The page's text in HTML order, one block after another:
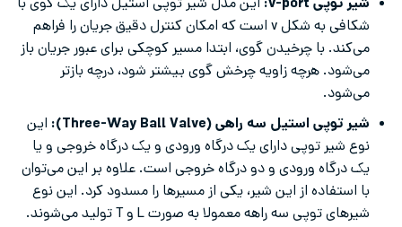
شیر توپی v-port:
این مدل شیر توپی استیل دارای یک گوی با
شکافی به شکل v است که امکان کنترل دقیق جریان را فراهم
می‌کند. با چرخیدن گوی، ابتدا مسیر کوچکی برای عبور جریان باز
می‌شود. هرچه زاویه چرخش گوی بیشتر شود، درچه بازتر
می‌شود.
شیر توپی استیل سه راهی (Three-Way Ball Valve):
این
نوع شیر توپی دارای یک درگاه ورودی و یک درگاه خروجی و یا
یک درگاه ورودی و دو درگاه خروجی است. علاوه بر این می‌توان
با استفاده از این شیر، یکی از مسیرها را مسدود کرد. این نوع
شیرهای توپی سه راهه معمولا به صورت L و T تولید می‌شوند.